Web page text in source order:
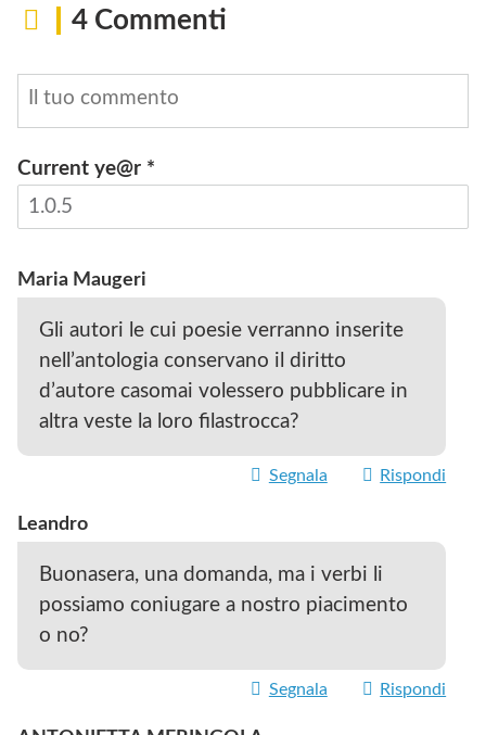
4 Commenti
Current ye@r *
Maria Maugeri
Gli autori le cui poesie verranno inserite
nell’antologia conservano il diritto
d’autore casomai volessero pubblicare in
altra veste la loro filastrocca?
Segnala Rispondi
Leandro
Buonasera, una domanda, ma i verbi li
possiamo coniugare a nostro piacimento
o no?
Segnala Rispondi